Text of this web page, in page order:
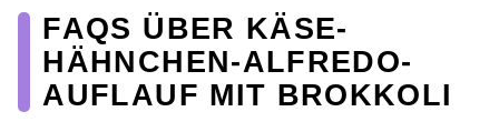
FAQS ÜBER KÄSE-
HÄHNCHEN-ALFREDO-
AUFLAUF MIT BROKKOLI